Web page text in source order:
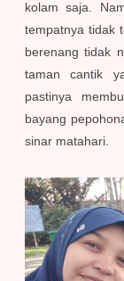
kolam saja.
tempatnya tidak
berenang tidak
taman cantik
pastinya
bayang
sinar matahari.